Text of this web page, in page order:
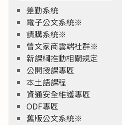
差勤系統
電子公文系統※
請購系統※
曾文家商雲端社群※
新課綱推動相關規定
公開授課專區
本土語課程
資通安全維護專區
ODF專區
舊版公文系統※